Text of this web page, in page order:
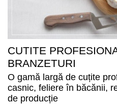
CUTITE
BRANZETURI
O gamă largă de cuțite
casnic, feliere în băcănii,
de producție